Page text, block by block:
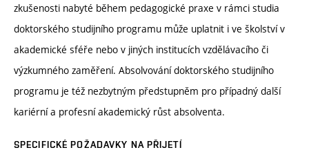
zkušenosti nabyté během pedagogické praxe v rámci studia
doktorského studijního programu může uplatnit i ve školství v
akademické sféře nebo v jiných institucích vzdělávacího či
výzkumného zaměření. Absolvování doktorského studijního
programu je též nezbytným předstupněm pro případný další
kariérní a profesní akademický růst absolventa.
SPECIFICKÉ POŽADAVKY NA PŘIJETÍ